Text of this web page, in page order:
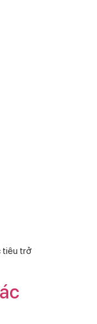
tiêu trở